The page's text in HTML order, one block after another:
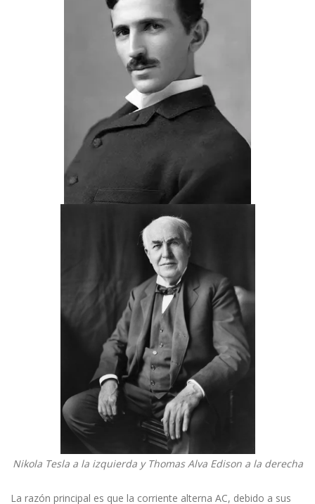
Nikola Tesla a la izquierda y Thomas Alva Edison a la derecha
La razón principal es que la corriente alterna AC, debido a sus